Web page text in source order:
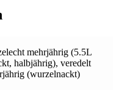
mehrjährig (5.5L
halbjährig), veredelt
(wurzelnackt)